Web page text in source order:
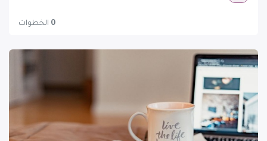
0 الخطوات